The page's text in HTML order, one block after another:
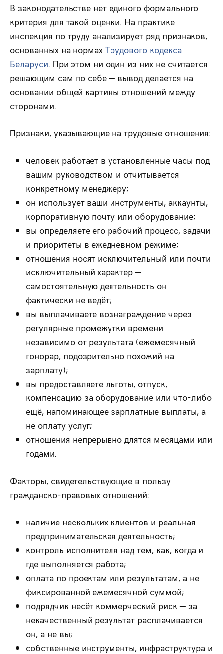
В законодательстве нет единого формального
критерия для такой оценки. На практике
инспекция по труду анализирует ряд признаков,
основанных на нормахТрудового кодекса
Беларуси. При этом ни один из них не считается
решающим сам по себе — вывод делается на
основании общей картины отношений между
сторонами.
Признаки, указывающие на трудовые отношения:
человек работает в установленные часы под
вашим руководством и отчитывается
конкретному менеджеру;
он использует ваши инструменты, аккаунты,
корпоративную почту или оборудование;
вы определяете его рабочий процесс, задачи
и приоритеты в ежедневном режиме;
отношения носят исключительный или почти
исключительный характер —
самостоятельную деятельность он
фактически не ведёт;
вы выплачиваете вознаграждение через
регулярные промежутки времени
независимо от результата (ежемесячный
гонорар, подозрительно похожий на
зарплату);
вы предоставляете льготы, отпуск,
компенсацию за оборудование или что-либо
ещё, напоминающее зарплатные выплаты, а
не оплату услуг;
отношения непрерывно длятся месяцами или
годами.
Факторы, свидетельствующие в пользу
гражданско-правовых отношений:
наличие нескольких клиентов и реальная
предпринимательская деятельность;
контроль исполнителя над тем, как, когда и
где выполняется работа;
оплата по проектам или результатам, а не
фиксированной ежемесячной суммой;
подрядчик несёт коммерческий риск — за
некачественный результат расплачивается
он, а не вы;
собственные инструменты, инфраструктура и